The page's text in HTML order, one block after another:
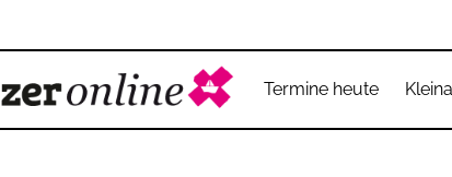
Termine heute